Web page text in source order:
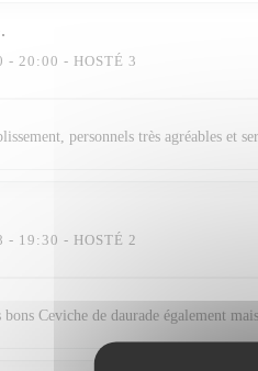
- 20:00 - HOSTÉ 3
personnels très agréables et
- 19:30 - HOSTÉ 2
Ceviche de daurade également